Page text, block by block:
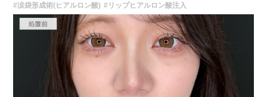
2週間は、注入部位を強く押したりマッサージしたりすることはお控えくだ
さい。
費用：
レスチレン 46,100円〜76,800円(税込)
レスチレンリフト※横浜院限定 59,300円～98,800円(税込)
ジュビダームビスタボルベラXC 79,100円〜131,800円(税込)
グロス注射 21,800円(税込)
オプション：表面麻酔 3,300円(税込) 笑気麻酔 3,300円(税込)
#涙袋形成術(ヒアルロン酸) #リップヒアルロン酸注入